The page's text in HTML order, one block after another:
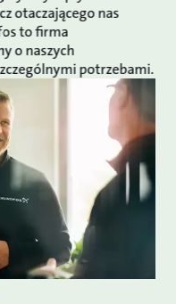
otaczającego nas
to firma
o naszych
potrzebami.